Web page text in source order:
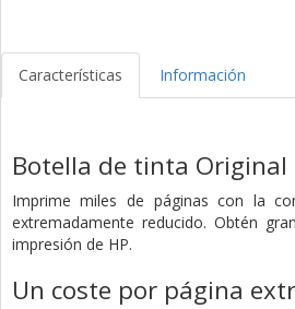
Características Información
Botella de tinta Original
Imprime miles de páginas con la
extremadamente reducido. Obtén
impresión de HP.
Un coste por página